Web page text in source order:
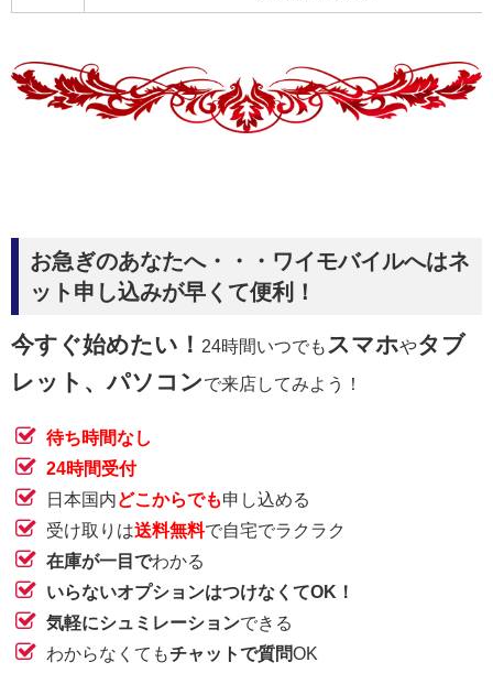
お急ぎのあなたへ・・・ワイモバイルへはネ
ット申し込みが早くて便利！
今すぐ始めたい！ 24時間いつでもスマホやタブ
レット、パソコンで来店してみよう！
待ち時間なし
24時間受付
日本国内どこからでも申し込める
受け取りは送料無料で自宅でラクラク
在庫が一目でわかる
いらないオプションはつけなくてOK！
気軽にシュミレーションできる
わからなくてもチャットで質問OK